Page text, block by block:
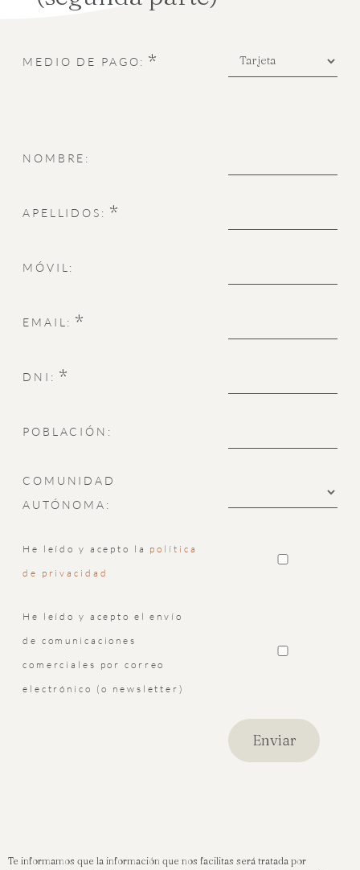
MEDIO DE PAGO: *
NOMBRE:
APELLIDOS: *
MÓVIL:
EMAIL: *
DNI: *
POBLACIÓN:
COMUNIDAD
AUTÓNOMA:
He leído y acepto la política
de privacidad
He leído y acepto el envío
de comunicaciones
comerciales por correo
electrónico (o newsletter)
Te informamos que la información que nos facilitas será tratada por